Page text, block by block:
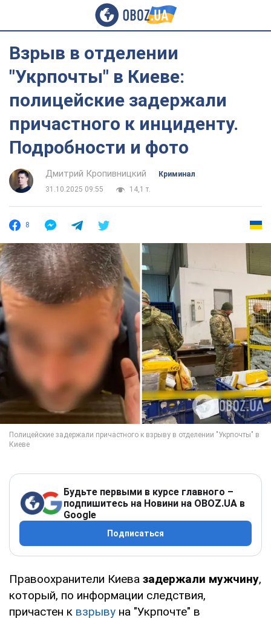
Взрыв в отделении
"Укрпочты" в Киеве:
полицейские задержали
причастного к инциденту.
Подробности и фото
Дмитрий Кропивницкий
Криминал
31.10.2025 09:55
14,1 т.
8
Будьте первыми в курсе главного –
подпишитесь на Новини на OBOZ.UA в
Google
Подписаться
Правоохранители Киева задержали мужчину,
который, по информации следствия,
причастен к взрыву на "Укрпочте" в